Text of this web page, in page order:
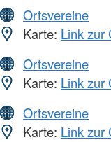
Ortsvereine
Karte: Link zur
Ortsvereine
Karte: Link zur
Ortsvereine
Karte: Link zur